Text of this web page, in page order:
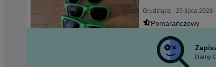
Grudziądz - 25 lipca 2026
Pomarańczowy
Damy